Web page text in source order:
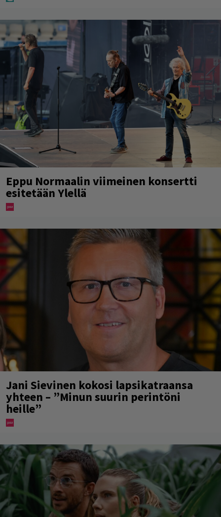
Eppu Normaalin viimeinen konsertti
esitetään Ylellä
Jani Sievinen kokosi lapsikatraansa
yhteen – ”Minun suurin perintöni
heille”